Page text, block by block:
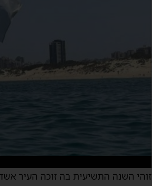
זוהי השנה התשיעית בה זוכה העיר אשדוד לקבל הכרה